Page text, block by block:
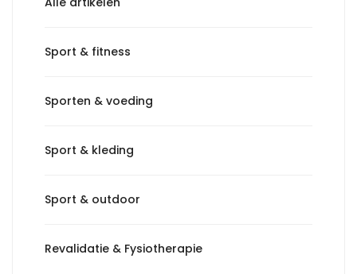
Sport & fitness
Sporten & voeding
Sport & kleding
Sport & outdoor
Revalidatie & Fysiotherapie